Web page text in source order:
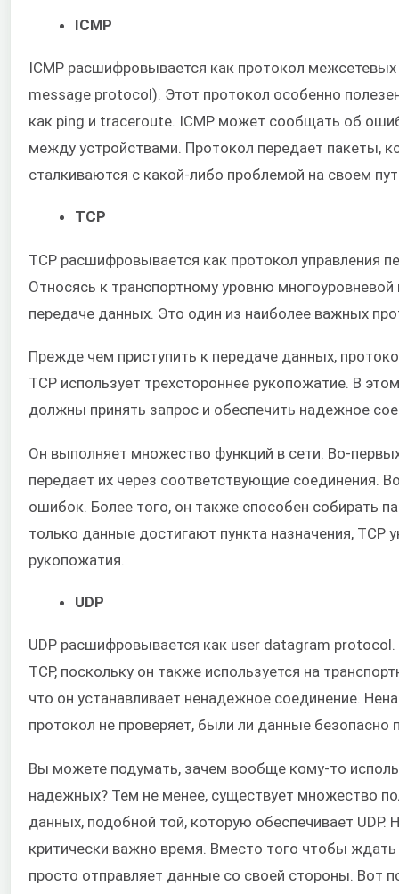
ICMP
ICMP расшифровывается как протокол
message protocol). Этот протокол особенно
как ping и traceroute. ICMP может сообщать об
между устройствами. Протокол передает пакеты,
сталкиваются с какой-либо проблемой на своем
TCP
TCP расшифровывается как протокол управления
Относясь к транспортному уровню многоуровневой
передаче данных. Это один из наиболее важных
Прежде чем приступить к передаче данных,
TCP использует трехстороннее рукопожатие. В
должны принять запрос и обеспечить надежное
Он выполняет множество функций в сети. Во-
передает их через соответствующие соединения.
ошибок. Более того, он также способен собирать
только данные достигают пункта назначения,
рукопожатия.
UDP
UDP расшифровывается как user datagram
TCP, поскольку он также используется на
что он устанавливает ненадежное соединение.
протокол не проверяет, были ли данные безопасно
Вы можете подумать, зачем вообще кому-то
надежных? Тем не менее, существует множество
данных, подобной той, которую обеспечивает UDP.
критически важно время. Вместо того чтобы
просто отправляет данные со своей стороны. Вот